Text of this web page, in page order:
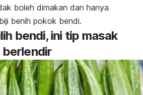
boleh dimakan dan hanya
benih pokok bendi.
bendi, ini tip masak
berlendir